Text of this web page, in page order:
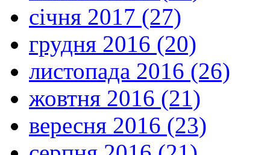
січня 2017 (27)
грудня 2016 (20)
листопада 2016 (26)
жовтня 2016 (21)
вересня 2016 (23)